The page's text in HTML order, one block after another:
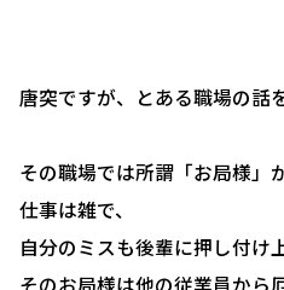
唐突ですが、とある職場の話
その職場では所謂「お局様」
仕事は雑で、
自分のミスも後輩に押し付け
そのお局様は他の従業員から